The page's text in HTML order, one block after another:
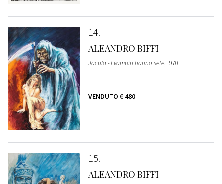
14
ALEANDRO BIFFI
Jacula - I vampiri hanno sete, 1970
VENDUTO € 480
15
ALEANDRO BIFFI